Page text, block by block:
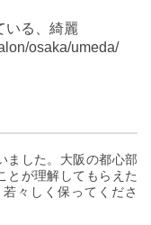
いる、綺麗
osaka/umeda/
ました。大阪の都心部
とが理解してもらえた
々しく保ってくださ